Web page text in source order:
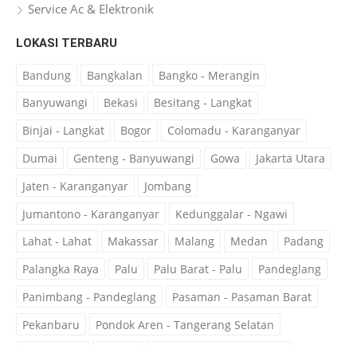
Service Ac & Elektronik
LOKASI TERBARU
Bandung Bangkalan
Bangko - Merangin
Banyuwangi
Bekasi
Besitang - Langkat
Binjai - Langkat
Bogor
Colomadu - Karanganyar
Dumai
Genteng - Banyuwangi Gowa
Jakarta Utara
Jaten - Karanganyar
Jombang
Jumantono - Karanganyar
Kedunggalar - Ngawi
Lahat - Lahat
Makassar Malang Medan
Padang
Palangka Raya
Palu Palu Barat - Palu
Pandeglang
Panimbang - Pandeglang
Pasaman - Pasaman Barat
Pekanbaru
Pondok Aren - Tangerang Selatan